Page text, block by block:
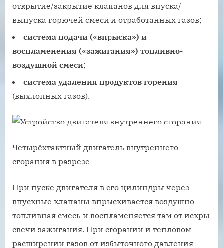
открытие/закрытие клапанов для впуска/
выпуска горючей смеси и отработанных газов;
система подачи («впрыска») и
воспламенения («зажигания») топливно-
воздушной смеси;
система удаления продуктов горения
(выхлопных газов).
Четырёхтактный двигатель внутреннего
сгорания в разрезе
При пуске двигателя в его цилиндры через
впускные клапаны впрыскивается воздушно-
топливная смесь и воспламеняется там от искры
свечи зажигания. При сгорании и тепловом
расширении газов от избыточного давления